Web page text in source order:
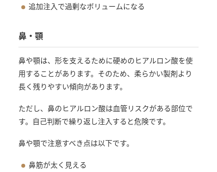
追加注入で過剰なボリュームになる
鼻・顎
鼻や顎は、形を支えるために硬めのヒアルロン酸を使
用することがあります。そのため、柔らかい製剤より
長く残りやすい傾向があります。
ただし、鼻のヒアルロン酸は血管リスクがある部位で
す。自己判断で繰り返し注入すると危険です。
鼻や顎で注意すべき点は以下です。
鼻筋が太く見える